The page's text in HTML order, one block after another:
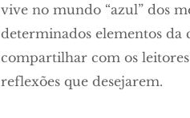
vive no mundo “azul” dos
determinados elementos da
compartilhar com os leitores
reflexões que desejarem.